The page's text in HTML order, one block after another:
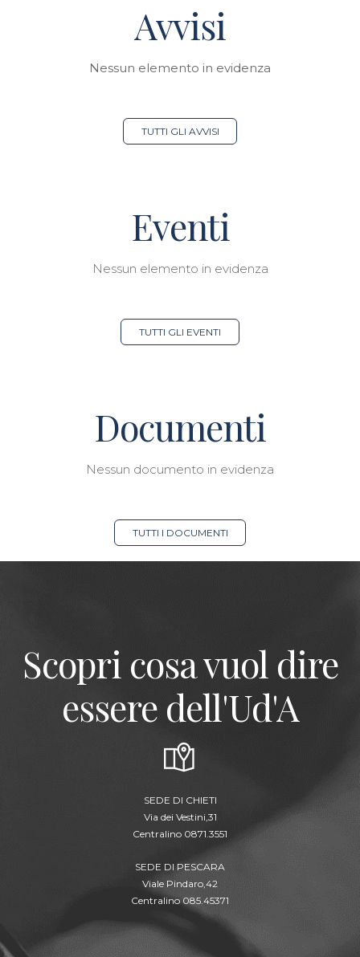
Avvisi
Nessun elemento in evidenza
TUTTI GLI AVVISI
Eventi
Nessun elemento in evidenza
TUTTI GLI EVENTI
Documenti
Nessun documento in evidenza
TUTTI I DOCUMENTI
Scopri cosa vuol dire
essere dell'Ud'A
SEDE DI CHIETI
Via dei Vestini,31
Centralino 0871.3551
SEDE DI PESCARA
Viale Pindaro,42
Centralino 085.45371